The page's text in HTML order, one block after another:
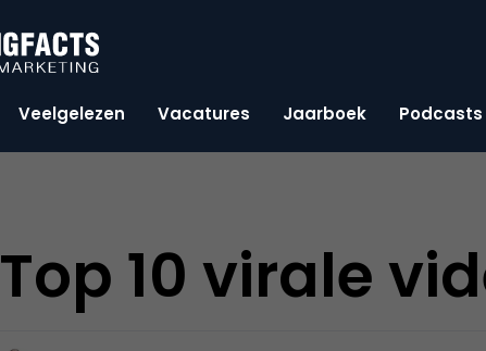
Veelgelezen Vacatures Jaarboek Podcasts
Top 10 virale